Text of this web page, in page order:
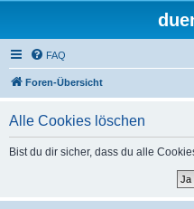
FAQ
Foren-Übersicht
Alle Cookies löschen
Bist du dir sicher, dass du alle